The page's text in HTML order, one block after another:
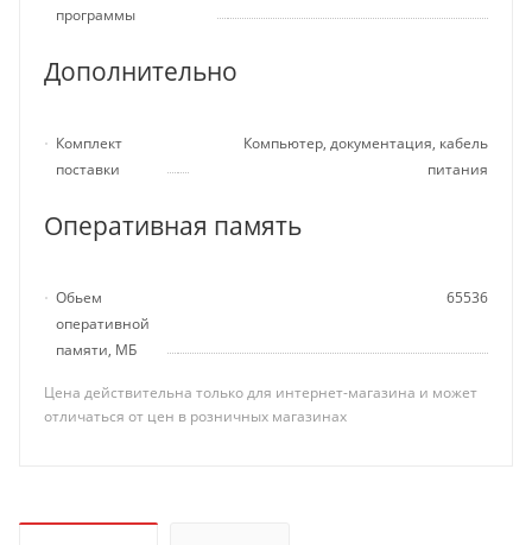
программы
Дополнительно
Комплект
поставки
Компьютер, документация, кабель
питания
Оперативная память
Обьем
оперативной
памяти, МБ
65536
Цена действительна только для интернет-магазина и может
отличаться от цен в розничных магазинах